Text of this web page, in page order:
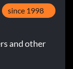
since 1998
and other